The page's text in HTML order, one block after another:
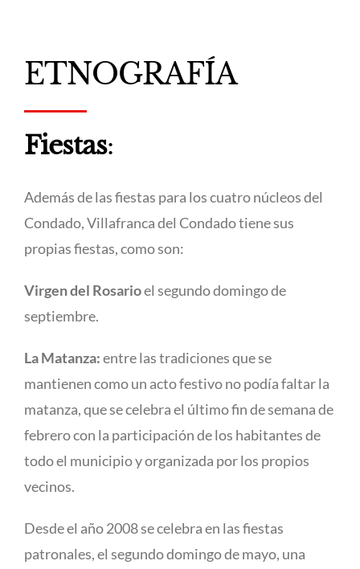
ETNOGRAFÍA
Fiestas:
Además de las fiestas para los cuatro núcleos del
Condado, Villafranca del Condado tiene sus
propias fiestas, como son:
Virgen del Rosarioel segundo domingo de
septiembre.
La Matanza:entre las tradiciones que se
mantienen como un acto festivo no podía faltar la
matanza, que se celebra el último fin de semana de
febrero con la participación de los habitantes de
todo el municipio y organizada por los propios
vecinos.
Desde el año 2008 se celebra en las fiestas
patronales, el segundo domingo de mayo, una